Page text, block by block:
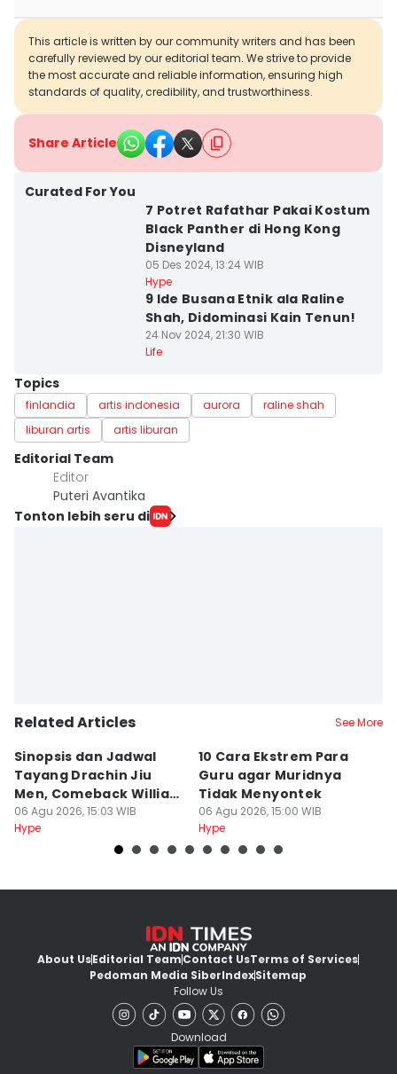
This article is written by our community writers and has been
carefully reviewed by our editorial team. We strive to provide
the most accurate and reliable information, ensuring high
standards of quality, credibility, and trustworthiness.
Share Article
Curated For You
7 Potret Rafathar Pakai Kostum
Black Panther di Hong Kong
Disneyland
05 Des 2024, 13:24 WIB
Hype
9 Ide Busana Etnik ala Raline
Shah, Didominasi Kain Tenun!
24 Nov 2024, 21:30 WIB
Life
Topics
finlandia artis indonesia aurora
raline shah
liburan artis
artis liburan
Editorial Team
Editor
Puteri Avantika
Tonton lebih seru di
Related Articles See More
Sinopsis dan Jadwal
Tayang Drachin Jiu
Men, Comeback William
Chan
06 Agu 2026, 15:03 WIB
Hype
10 Cara Ekstrem Para
Guru agar Muridnya
Tidak Menyontek
06 Agu 2026, 15:00 WIB
Hype
About UsEditorial TeamContact UsTerms of Services
Pedoman Media SiberIndexSitemap
Follow Us
Download